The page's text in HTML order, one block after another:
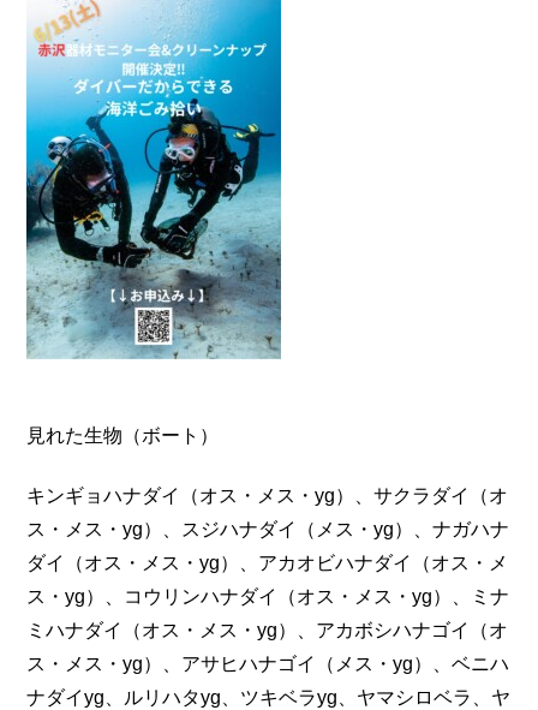
見れた生物（ボート）
キンギョハナダイ（オス・メス・yg）、サクラダイ（オ
ス・メス・yg）、スジハナダイ（メス・yg）、ナガハナ
ダイ（オス・メス・yg）、アカオビハナダイ（オス・メ
ス・yg）、コウリンハナダイ（オス・メス・yg）、ミナ
ミハナダイ（オス・メス・yg）、アカボシハナゴイ（オ
ス・メス・yg）、アサヒハナゴイ（メス・yg）、ベニハ
ナダイyg、ルリハタyg、ツキベラyg、ヤマシロベラ、ヤ